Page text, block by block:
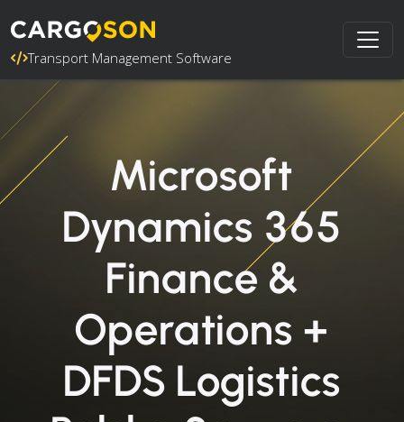
Transport Management Software
Microsoft
Dynamics 365
Finance &
Operations +
DFDS Logistics